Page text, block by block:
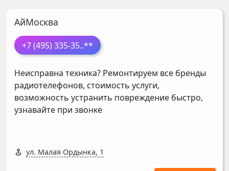
АйМосква
+7 (495) 335-35..**
Неисправна техника? Ремонтируем все бренды
радиотелефонов, стоимость услуги,
возможность устранить повреждение быстро,
узнавайте при звонке
ул. Малая Ордынка, 1